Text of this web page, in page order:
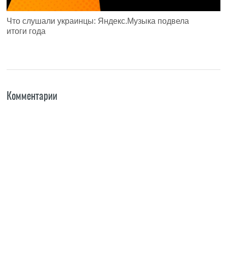
Что слушали украинцы: Яндекс.Музыка подвела
итоги года
Комментарии